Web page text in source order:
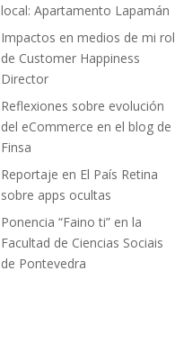
local: Apartamento Lapamán
Impactos en medios de mi rol
de Customer Happiness
Director
Reflexiones sobre evolución
del eCommerce en el blog de
Finsa
Reportaje en El País Retina
sobre apps ocultas
Ponencia “Faino ti” en la
Facultad de Ciencias Sociais
de Pontevedra